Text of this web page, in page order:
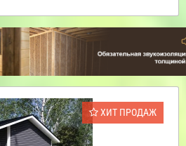
ХИТ ПРОДАЖ